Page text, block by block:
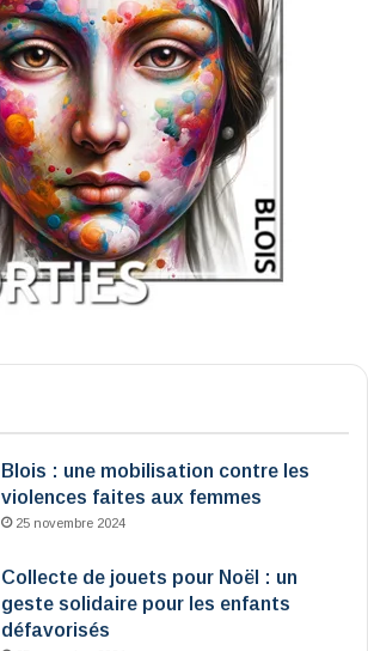
Blois : une mobilisation contre les
violences faites aux femmes
25 novembre 2024
Collecte de jouets pour Noël : un
geste solidaire pour les enfants
défavorisés